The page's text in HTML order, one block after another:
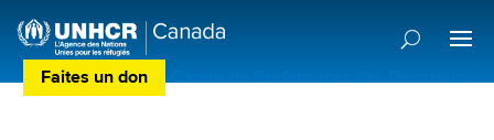
Faites un don Centre de Préférences des Donateurs